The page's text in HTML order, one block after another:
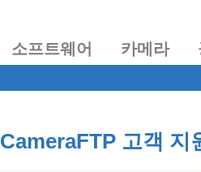
소프트웨어 카메라
CameraFTP 고객 지